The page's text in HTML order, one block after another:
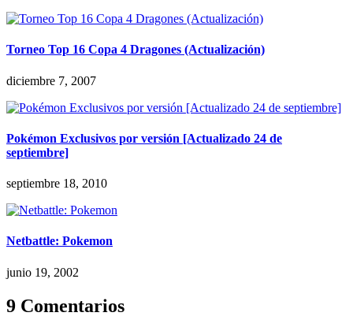
Torneo Top 16 Copa 4 Dragones (Actualización)
diciembre 7, 2007
Pokémon Exclusivos por versión [Actualizado 24 de
septiembre]
septiembre 18, 2010
Netbattle: Pokemon
junio 19, 2002
9 Comentarios